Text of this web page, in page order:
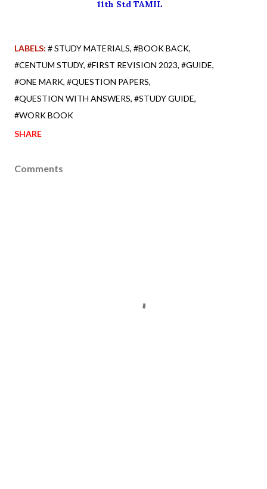
11th Std TAMIL
LABELS: # STUDY MATERIALS #BOOK BACK
#CENTUM STUDY #FIRST REVISION 2023 #GUIDE
#ONE MARK #QUESTION PAPERS
#QUESTION WITH ANSWERS #STUDY GUIDE
#WORK BOOK
SHARE
Comments